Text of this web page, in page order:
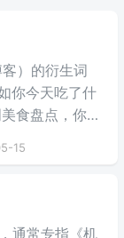
）的衍生词
你今天吃了什
食盘点，你的
15
通常专指《机